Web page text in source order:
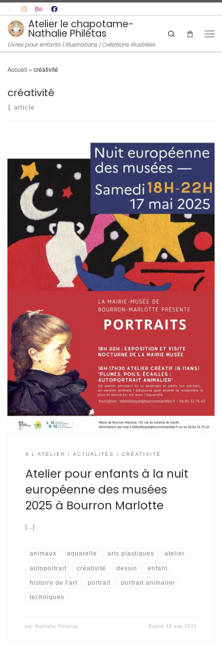
Skip to content
Atelier le chapotame-
Nathalie Philétas
Livres pour enfants | Illustrations | Créations illustrées
Search
Accueil » créativité
créativité
1 article
A L'ATELIER ACTUALITÉS CRÉATIVITÉ
Atelier pour enfants à la nuit
européenne des musées
2025 à Bourron Marlotte
[…]
animaux aquarelle arts plastiques atelier
autoportrait créativité dessin enfant
histoire de l'art portrait portrait animalier
techniques
par Nathalie Philetas Publié 18 mai 2025